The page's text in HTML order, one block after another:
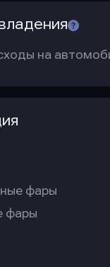
на
фары
фары